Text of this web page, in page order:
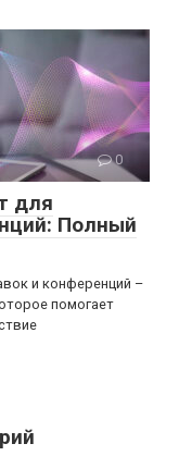
0
для
Полный
и конференций –
помогает